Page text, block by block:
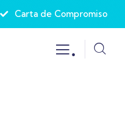
Carta de Compromiso
.